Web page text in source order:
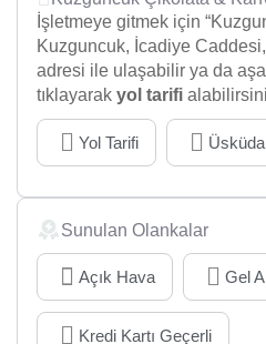
İşletmeye gitmek için
Kuzguncuk, İcadiye
adresi ile ulaşabilir ya da
tıklayarak yol tarifi
Yol Tarifi
Sunulan Olankalar
Açık Hava Gel
Kredi Kartı Geçerli